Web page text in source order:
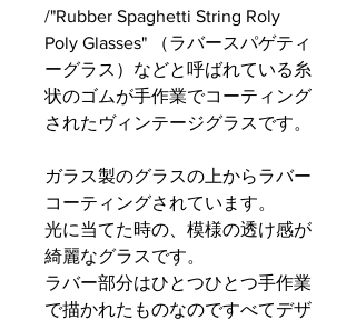
/"Rubber Spaghetti String Roly
Poly Glasses" （ラバースパゲティ
ーグラス）などと呼ばれている糸
状のゴムが手作業でコーティング
されたヴィンテージグラスです。
ガラス製のグラスの上からラバー
コーティングされています。
光に当てた時の、模様の透け感が
綺麗なグラスです。
ラバー部分はひとつひとつ手作業
で描かれたものなのですべてデザ